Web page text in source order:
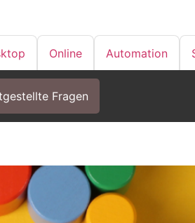
Online Automation
Fragen